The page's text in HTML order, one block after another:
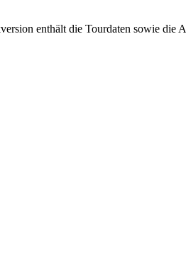
enthält die Tourdaten sowie die